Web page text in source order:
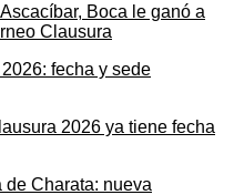
Boca le ganó a
Clausura
2026 ya tiene fecha